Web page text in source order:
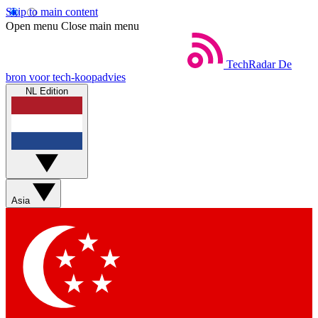
Skip to main content
Open menu Close main menu
TechRadar De
bron voor tech-koopadvies
NL Edition
Asia